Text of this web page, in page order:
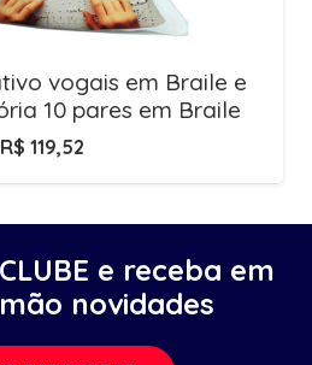
vogais em Braile e
10 pares em Braile
R$ 119,52
e receba em
novidades